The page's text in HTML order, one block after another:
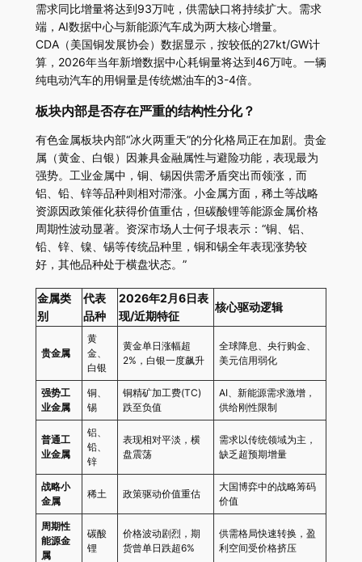
需求同比增量将达到93万吨，供需缺口将持续扩大。需求
端，AI数据中心与新能源汽车成为两大核心增量。
CDA（美国铜发展协会）数据显示，按较低的27kt/GW计
算，2026年当年新增数据中心耗铜量将达到46万吨。一辆
纯电动汽车的用铜量是传统燃油车的3-4倍。
板块内部是否存在严重的结构性分化？
有色金属板块内部“冰火两重天”的分化格局正在加剧。贵金
属（黄金、白银）因兼具金融属性与避险功能，表现最为
强势。工业金属中，铜、锡因供需矛盾突出而领涨，而
铝、铅、锌等品种则相对滞涨。小金属方面，稀土等战略
资源因政策催化获得价值重估，但碳酸锂等能源金属价格
周期性波动显著。资深市场人士何子垠表示：“铜、铝、
铅、锌、镍、锡等传统品种里，铜和锡全年表现涨势较
好，其他品种处于横盘状态。”
金属类
别
代表
品种
2026年2月6日表
现/近期特征
核心驱动逻辑
贵金属
黄
金、
白银
黄金单日涨幅超
2%，白银一度飙升
全球降息、央行购金、
美元信用弱化
强势工
业金属
铜、
锡
铜精矿加工费(TC)
跌至负值
AI、新能源需求激增，
供给刚性限制
普通工
业金属
铝、
铅、
锌
表现相对平淡，横
盘震荡
需求以传统领域为主，
缺乏超预期增量
战略小
金属
稀土 政策驱动价值重估
大国博弈中的战略筹码
价值
周期性
能源金
属
碳酸
锂
价格波动剧烈，期
货曾单日跌超6%
供需格局快速转换，盈
利空间受价格挤压